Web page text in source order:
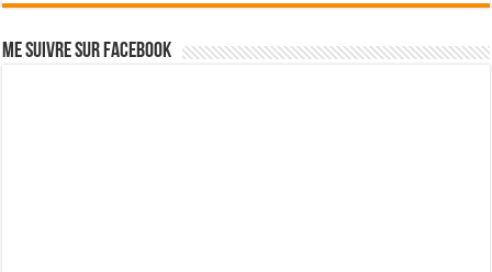
Me suivre sur Facebook